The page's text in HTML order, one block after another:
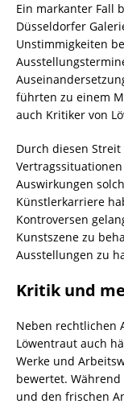
Ein markanter Fall
Düsseldorfer
Unstimmigkeiten
führten zu einem
auch Kritiker von
Durch diesen
Auswirkungen
Künstlerkarriere
Kontroversen
Kunstszene zu
Ausstellungen zu
Kritik und
Neben rechtlichen
Löwentraut auch
Werke und
bewertet.
und den frischen